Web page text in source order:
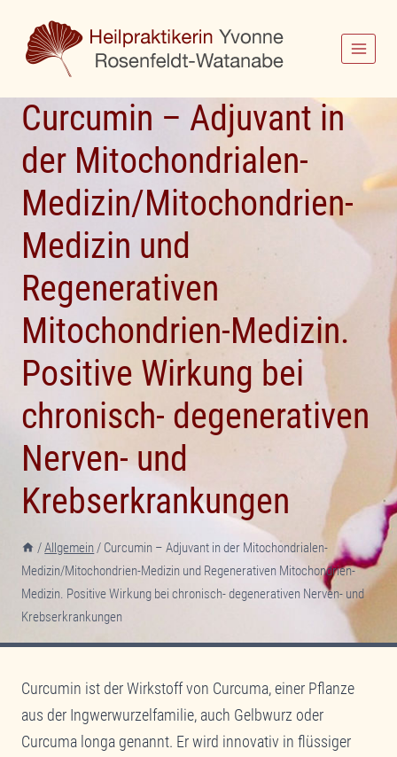
Inhalt
springen
Curcumin – Adjuvant in
der Mitochondrialen-
Medizin/Mitochondrien-
Medizin und
Regenerativen
Mitochondrien-Medizin.
Positive Wirkung bei
chronisch- degenerativen
Nerven- und
Krebserkrankungen
/Allgemein / Curcumin – Adjuvant in der Mitochondrialen-
Medizin/Mitochondrien-Medizin und Regenerativen Mitochondrien-
Medizin. Positive Wirkung bei chronisch- degenerativen Nerven- und
Krebserkrankungen
Curcumin ist der Wirkstoff von Curcuma, einer Pflanze
aus der Ingwerwurzelfamilie, auch Gelbwurz oder
Curcuma longa genannt. Er wird innovativ in flüssiger